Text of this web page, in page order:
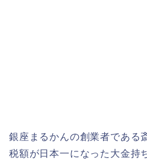
銀座まるかんの創業者である
税額が日本一になった大金持